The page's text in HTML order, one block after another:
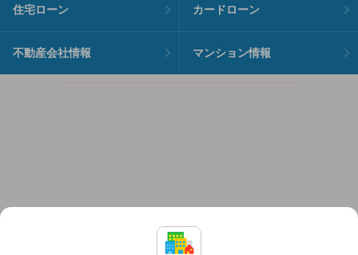
住宅ローン カードローン
不動産会社情報 マンション情報